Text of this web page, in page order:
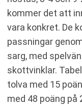
kommer det att
vara konkret. De
passningar
sarg, med
skottvinklar.
tolva med 15
med 48 poäng